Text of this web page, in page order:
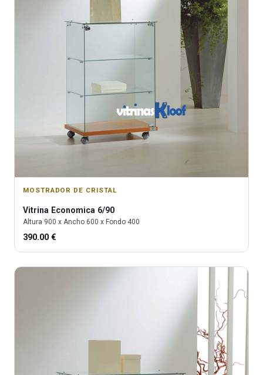
MOSTRADOR DE CRISTAL
Vitrina Economica 6/90
Altura 900 x Ancho 600 x Fondo 400
390.00 €